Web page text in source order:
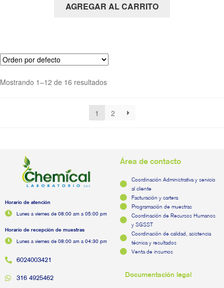
AGREGAR AL CARRITO
Mostrando 1–12 de 16 resultados
1 2
Horario de atención
Lunes a viernes de 08:00 am a 05:00 pm
Horario de recepción de muestras
Lunes a viernes de 08:00 am a 04:30 pm
6024003421
316 4925462
Área de contacto
Coordinación Administrativa y servicio
al cliente
Facturación y cartera
Programación de muestras
Coordinación de Recursos Humanos
y SGSST
Coordinación de calidad, asistencia
técnica y resultados
Venta de insumos
Documentación legal